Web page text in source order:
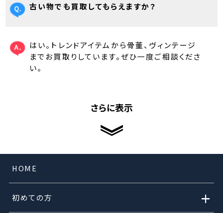
古い物でも買取してもらえますか？
はい。トレンドアイテムから骨董、ヴィンテージ
までお買取りしています。ぜひ一度ご相談くださ
い。
さらに表示
HOME
初めての方 +